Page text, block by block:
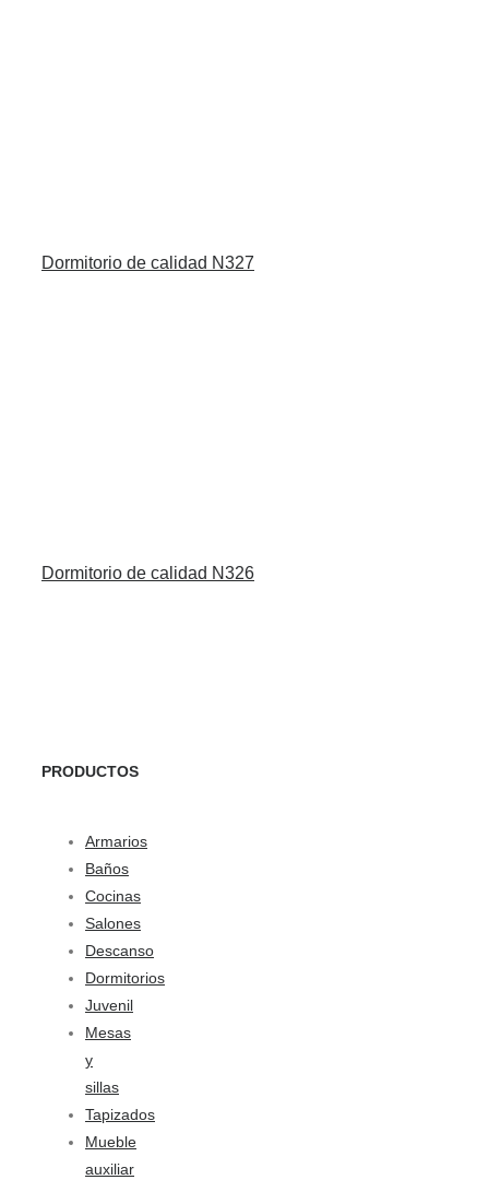
Dormitorio de calidad N327
Dormitorio de calidad N326
PRODUCTOS
Armarios
Baños
Cocinas
Salones
Descanso
Dormitorios
Juvenil
Mesas
y
sillas
Tapizados
Mueble
auxiliar